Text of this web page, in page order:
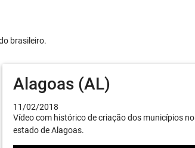
brasileiro.
Alagoas (AL)
11/02/2018
Vídeo com histórico de criação dos municípios no
estado de Alagoas.